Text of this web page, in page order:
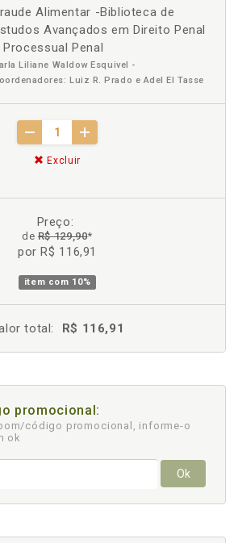
Alimentar -Biblioteca de
Avançados em Direito Penal
Processual Penal
Liliane Waldow Esquivel -
Luiz R. Prado e Adel El Tasse
Excluir
Preço:
deR$ 129,90*
por R$ 116,91
item com 10%
total: R$ 116,91
promocional:
código promocional, informe-o
ok
Ok